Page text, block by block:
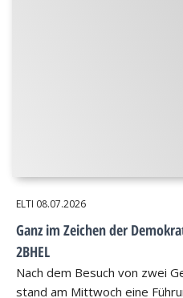
ELTI 08.07.2026
Ganz im Zeichen der
2BHEL
Nach dem Besuch von zwei
stand am Mittwoch eine